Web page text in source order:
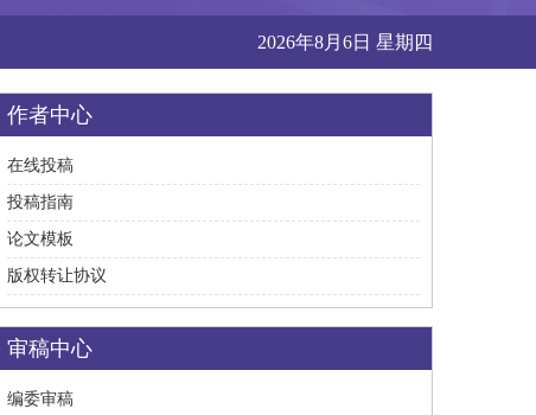
2026年8月6日 星期四
作者中心
在线投稿
投稿指南
论文模板
版权转让协议
审稿中心
编委审稿